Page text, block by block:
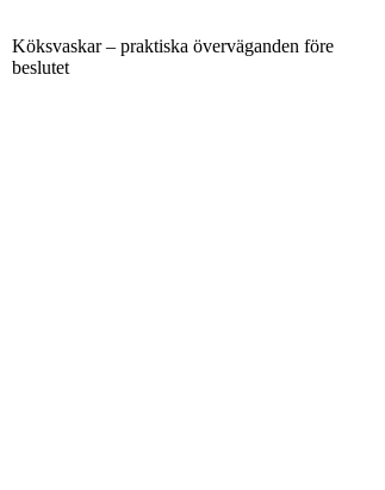
Köksvaskar – praktiska överväganden före
beslutet